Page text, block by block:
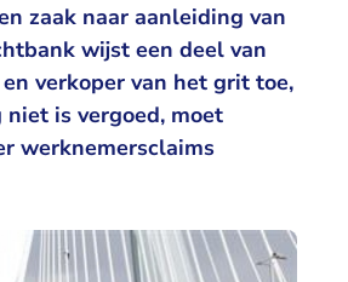
zaak naar aanleiding van
wijst een deel van
verkoper van het grit toe,
is vergoed, moet
werknemersclaims